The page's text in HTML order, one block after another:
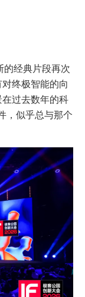
的经典片段再次
终极智能的向
过去数年的科
，似乎总与那个